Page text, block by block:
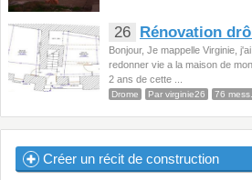
26 Rénovation
Bonjour, Je mappelle Virginie,
redonner vie a la maison de
2 ans de cette ...
Drome Par virginie26 76 mess.
Créer un récit de construction